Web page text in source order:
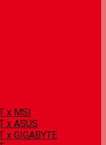
x MSI
x ASUS
x GIGABYTE